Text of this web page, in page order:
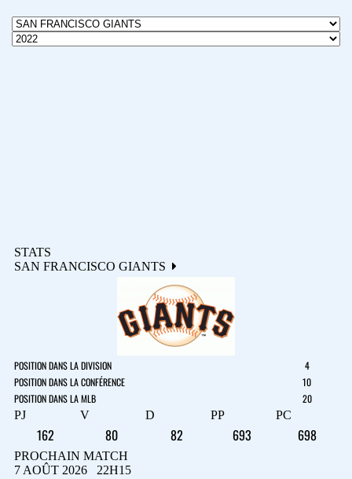
STATS
SAN FRANCISCO GIANTS
POSITION DANS LA DIVISION
4
POSITION DANS LA CONFÉRENCE
10
POSITION DANS LA MLB
20
PJ
V D PP PC
162 80 82 693 698
PROCHAIN MATCH
7 AOÛT 2026 22H15